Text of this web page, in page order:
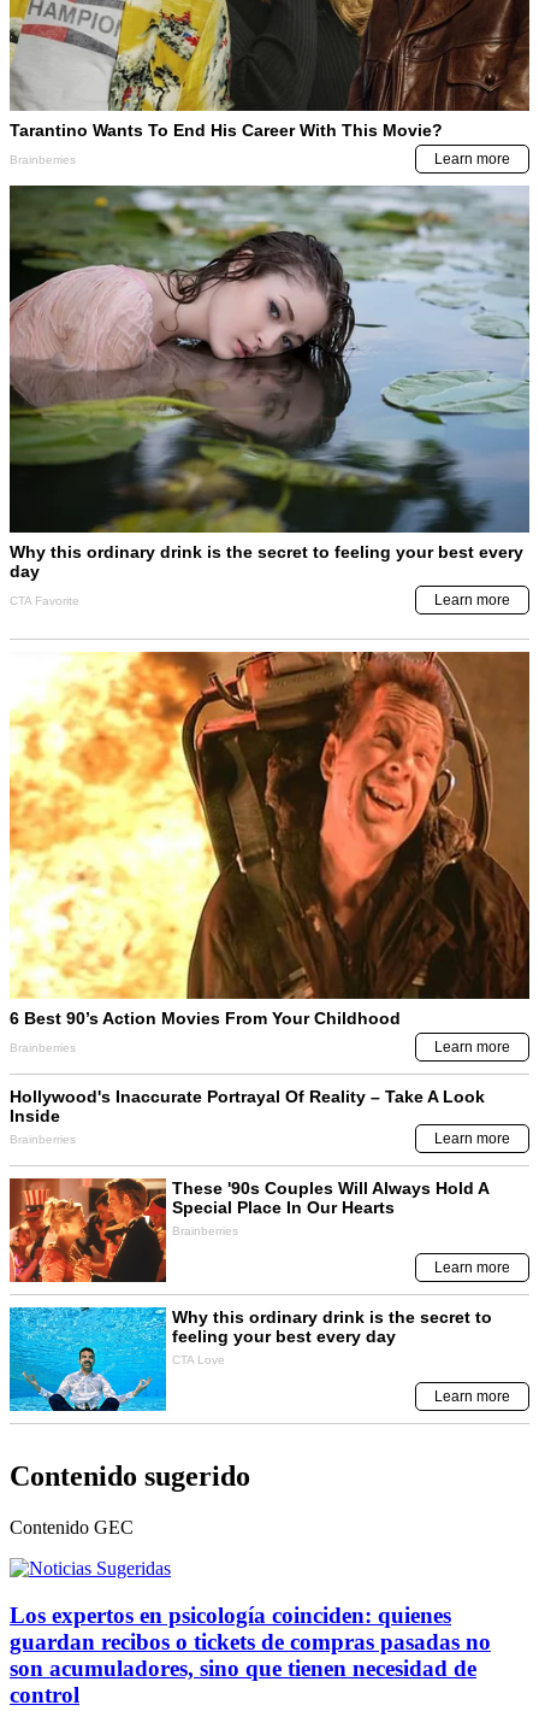
Contenido sugerido
Contenido GEC
Los expertos en psicología coinciden: quienes
guardan recibos o tickets de compras pasadas no
son acumuladores, sino que tienen necesidad de
control